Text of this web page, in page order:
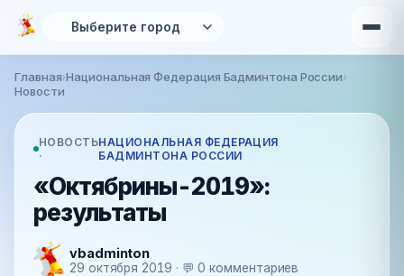
Перейти к основному содержанию
Вы здесь
Главная›Национальная Федерация Бадминтона России›
Новости
НОВОСТЬ
·
НАЦИОНАЛЬНАЯ ФЕДЕРАЦИЯ
БАДМИНТОНА РОССИИ
«Октябрины-2019»:
результаты
vbadminton
29 октября 2019 · 💬 0 комментариев